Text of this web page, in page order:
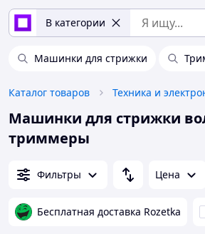
В категории
Машинки для стрижки
Каталог товаров Техника и
Машинки для стрижки
триммеры
Фильтры Цена
Бесплатная доставка Rozetka